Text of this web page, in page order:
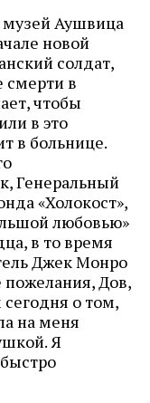
Аушвица
новой
солдат,
в
чтобы
в это
в больнице.
Генеральный
«Холокост»,
любовью»
в то время
Джек Монро
Дов,
сегодня о том,
на меня
Я